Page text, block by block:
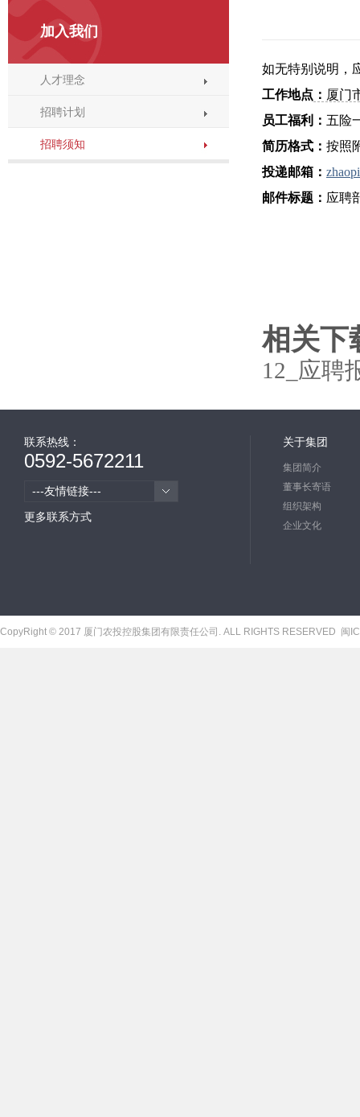
如无特别说明，
工作地点 ： 厦门
员工福利： 五险
简历格式： 按照
投递邮箱 ：
邮件标题： 应聘
相关下
12_应聘
加入我们
人才理念
招聘计划
招聘须知
关于集团
集团简介
董事长寄语
组织架构
企业文化
联系热线：
0592-5672211
---友情链接---
更多联系方式
CopyRight © 2017 厦门农投控股集团有限责任公司. ALL RIGHTS RESERVED 闽